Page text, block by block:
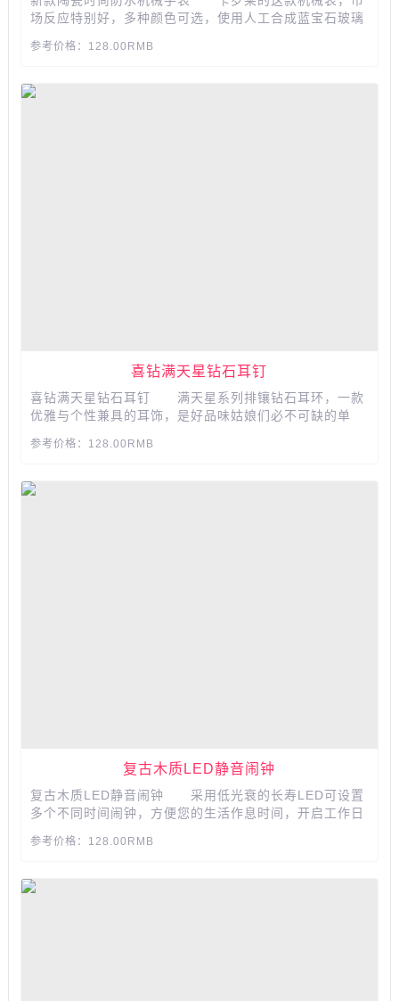
场反应特别好，多种颜色可选，使用人工合成蓝宝石玻璃
参考价格：128.00RMB
喜钻满天星钻石耳钉
喜钻满天星钻石耳钉 满天星系列排镶钻石耳环，一款
优雅与个性兼具的耳饰，是好品味姑娘们必不可缺的单
参考价格：128.00RMB
复古木质LED静音闹钟
复古木质LED静音闹钟 采用低光衰的长寿LED可设置
多个不同时间闹钟，方便您的生活作息时间，开启工作日
天闹，可调节时钟数字亮度...
参考价格：128.00RMB